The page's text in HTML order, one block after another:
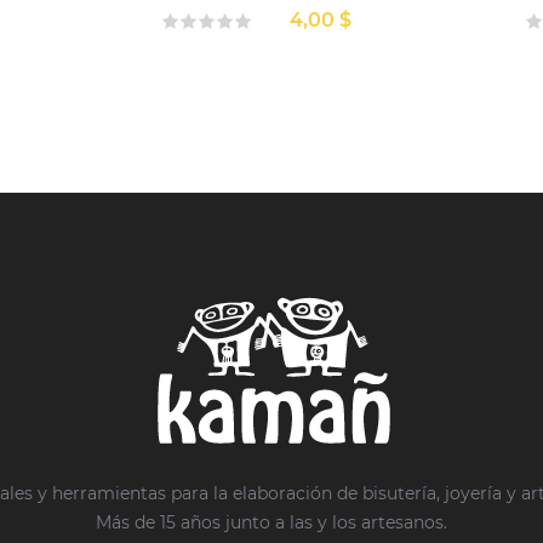
4,00 $
y herramientas para la elaboración de bisutería, joyería y
Más de 15 años junto a las y los artesanos.